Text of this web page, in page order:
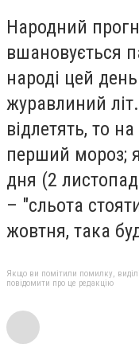
Народний
вшановується
народі цей
журавлиний
відлетять, то
перший мороз;
дня (2
– "сльота
жовтня, така
Якщо ви помітили помилку,
повідомити про це редакцію